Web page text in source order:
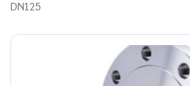
DN125